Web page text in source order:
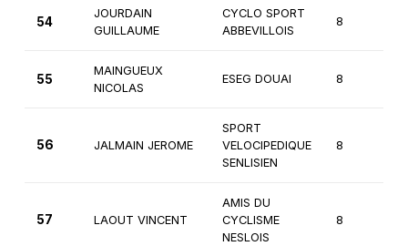
54
JOURDAIN
GUILLAUME
CYCLO SPORT
ABBEVILLOIS
8
55
MAINGUEUX
NICOLAS
ESEG DOUAI 8
56 JALMAIN JEROME
SPORT
VELOCIPEDIQUE
SENLISIEN
8
57 LAOUT VINCENT
AMIS DU
CYCLISME
NESLOIS
8